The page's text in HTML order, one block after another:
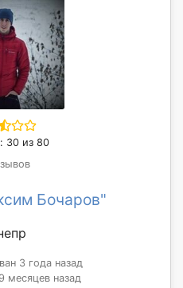
30 из 80
Бочаров"
3 года назад
месяцев назад